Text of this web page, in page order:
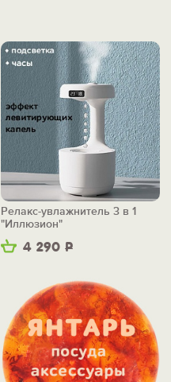
4 290 Р
Релакс-увлажнитель 3 в 1
"Иллюзион"